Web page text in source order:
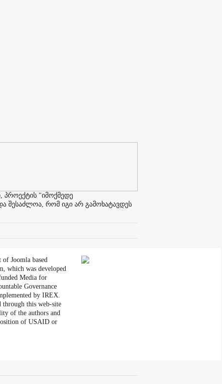
"იმოქმედე
შესაძლოა, რომ იგი არ გამოხატავდეს
of Joomla based
which was developed
Media for
Governance
by IREX.
through this web-site
of the authors and
of USAID or